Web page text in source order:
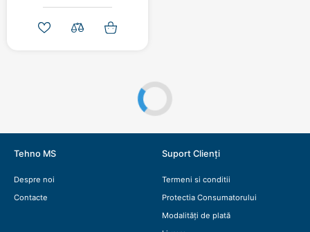
Tehno MS
Despre noi
Contacte
Suport Clienți
Termeni si conditii
Protectia Consumatorului
Modalități de plată